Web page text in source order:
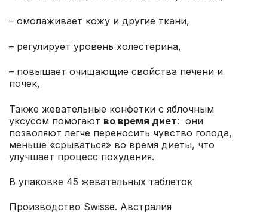
– омолаживает кожу и другие ткани,
– регулирует уровень холестерина,
– повышает очищающие свойства печени и
почек,
Также жевательные конфетки с яблочным
уксусом помогают во время диет: они
позволяют легче переносить чувство голода,
меньше «срываться» во время диеты, что
улучшает процесс похудения.
В упаковке 45 жевательных таблеток
Производство Swisse. Австралия